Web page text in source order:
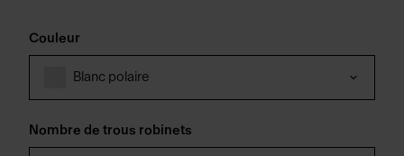
Couleur
Blanc polaire
Nombre de trous robinets